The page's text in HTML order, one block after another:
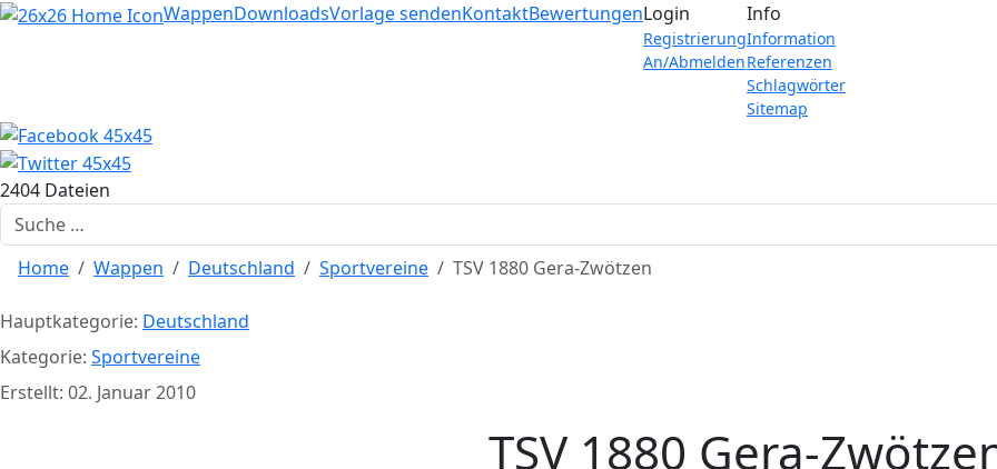
Home
WappenDownloadsVorlage sendenKontaktBewertungenLogin
Registrierung
An/Abmelden
Info
Information
Referenzen
Schlagwörter
Sitemap
2404 Dateien
Suchen
Home Wappen Deutschland Sportvereine TSV 1880 Gera-Zwötzen
Hauptkategorie: Deutschland
Kategorie: Sportvereine
Erstellt: 02. Januar 2010
TSV 1880 Gera-